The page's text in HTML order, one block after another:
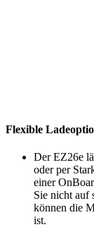
Flexible
Der EZ26e
oder per
einer
Sie nicht auf
können die
ist.